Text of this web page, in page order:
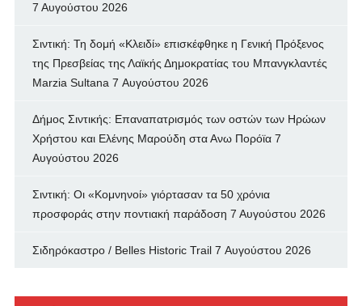
7 Αυγούστου 2026
Σιντική: Τη δομή «Κλειδί» επισκέφθηκε η Γενική Πρόξενος
της Πρεσβείας της Λαϊκής Δημοκρατίας του Μπανγκλαντές
Marzia Sultana 7 Αυγούστου 2026
Δήμος Σιντικής: Επαναπατρισμός των oστών των Ηρώων
Χρήστου και Ελένης Μαρούδη στα Ανω Πορόϊα 7
Αυγούστου 2026
Σιντική: Οι «Κομνηνοί» γιόρτασαν τα 50 χρόνια
προσφοράς στην ποντιακή παράδοση 7 Αυγούστου 2026
Σιδηρόκαστρο / Belles Historic Trail 7 Αυγούστου 2026